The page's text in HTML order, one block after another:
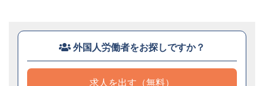
外国人労働者をお探しですか？
求人を出す（無料）